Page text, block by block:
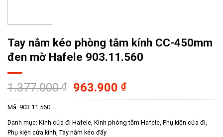
Tay nắm kéo phòng tắm kính CC-450mm
đen mờ Hafele 903.11.560
1.377.000₫
Giá
gốc
1.377.000 ₫.
963.900₫Giá
hiện
là:
Mã: 903.11.560
Danh mục: Kính cửa đi Hafele, Kính phòng tắm Hafele, Phụ kiện cửa đi,
Phụ kiện cửa kính, Tay nắm kéo đẩy